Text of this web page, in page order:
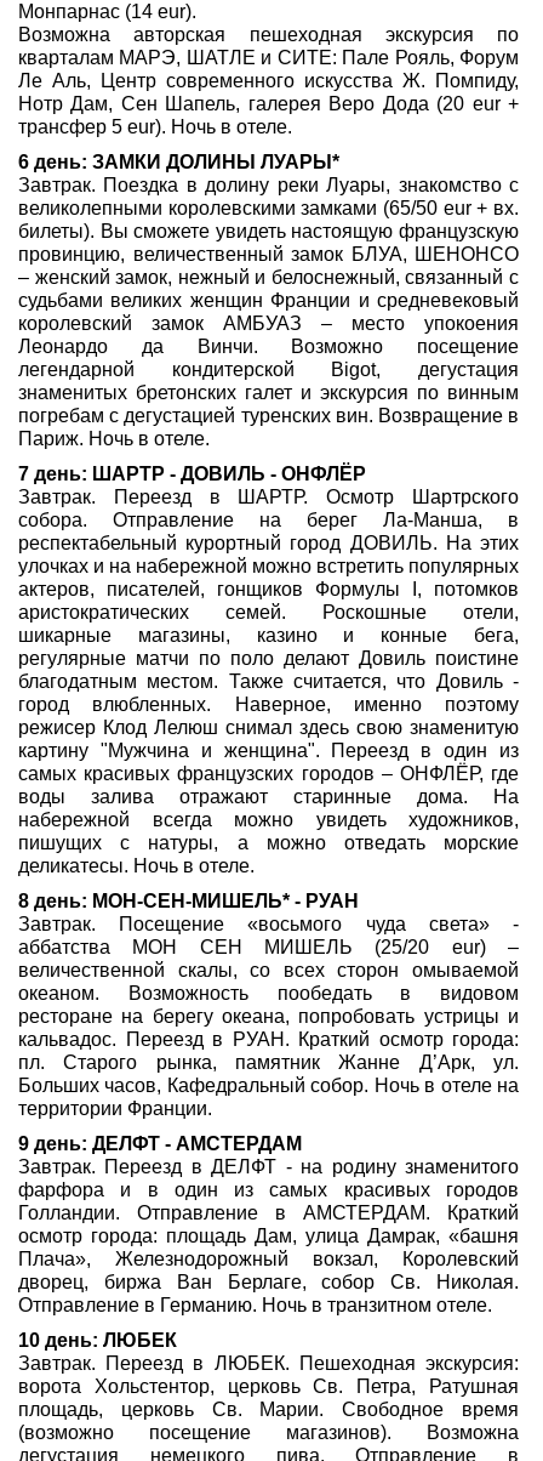
Монпарнас (14 eur).
Возможна авторская пешеходная экскурсия по
кварталам МАРЭ, ШАТЛЕ и СИТЕ: Пале Рояль, Форум
Ле Аль, Центр современного искусства Ж. Помпиду,
Нотр Дам, Сен Шапель, галерея Веро Дода (20 eur +
трансфер 5 eur). Ночь в отеле.
6 день: ЗАМКИ ДОЛИНЫ ЛУАРЫ*
Завтрак. Поездка в долину реки Луары, знакомство с
великолепными королевскими замками (65/50 eur + вх.
билеты). Вы сможете увидеть настоящую французскую
провинцию, величественный замок БЛУА, ШЕНОНСО
– женский замок, нежный и белоснежный, связанный с
судьбами великих женщин Франции и средневековый
королевский замок АМБУАЗ – место упокоения
Леонардо да Винчи. Возможно посещение
легендарной кондитерской Bigot, дегустация
знаменитых бретонских галет и экскурсия по винным
погребам с дегустацией туренских вин. Возвращение в
Париж. Ночь в отеле.
7 день: ШАРТР - ДОВИЛЬ - ОНФЛЁР
Завтрак. Переезд в ШАРТР. Осмотр Шартрского
собора. Отправление на берег Ла-Манша, в
респектабельный курортный город ДОВИЛЬ. На этих
улочках и на набережной можно встретить популярных
актеров, писателей, гонщиков Формулы I, потомков
аристократических семей. Роскошные отели,
шикарные магазины, казино и конные бега,
регулярные матчи по поло делают Довиль поистине
благодатным местом. Также считается, что Довиль -
город влюбленных. Наверное, именно поэтому
режисер Клод Лелюш снимал здесь свою знаменитую
картину "Мужчина и женщина". Переезд в один из
самых красивых французских городов – ОНФЛЁР, где
воды залива отражают старинные дома. На
набережной всегда можно увидеть художников,
пишущих с натуры, а можно отведать морские
деликатесы. Ночь в отеле.
8 день: МОН-СЕН-МИШЕЛЬ* - РУАН
Завтрак. Посещение «восьмого чуда света» -
аббатства МОН СЕН МИШЕЛЬ (25/20 eur) –
величественной скалы, со всех сторон омываемой
океаном. Возможность пообедать в видовом
ресторане на берегу океана, попробовать устрицы и
кальвадос. Переезд в РУАН. Краткий осмотр города:
пл. Старого рынка, памятник Жанне Д’Арк, ул.
Больших часов, Кафедральный собор. Ночь в отеле на
территории Франции.
9 день: ДЕЛФТ - АМСТЕРДАМ
Завтрак. Переезд в ДЕЛФТ - на родину знаменитого
фарфора и в один из самых красивых городов
Голландии. Отправление в АМСТЕРДАМ. Краткий
осмотр города: площадь Дам, улица Дамрак, «башня
Плача», Железнодорожный вокзал, Королевский
дворец, биржа Ван Берлаге, собор Св. Николая.
Отправление в Германию. Ночь в транзитном отеле.
10 день: ЛЮБЕК
Завтрак. Переезд в ЛЮБЕК. Пешеходная экскурсия:
ворота Хольстентор, церковь Св. Петра, Ратушная
площадь, церковь Св. Марии. Свободное время
(возможно посещение магазинов). Возможна
дегустация немецкого пива. Отправление в